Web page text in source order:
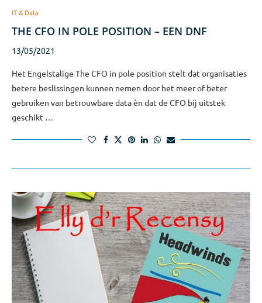
IT & Data
THE CFO IN POLE POSITION – EEN DNF
13/05/2021
Het Engelstalige The CFO in pole position stelt dat organisaties
betere beslissingen kunnen nemen door het meer of beter
gebruiken van betrouwbare data èn dat de CFO bij uitstek
geschikt …